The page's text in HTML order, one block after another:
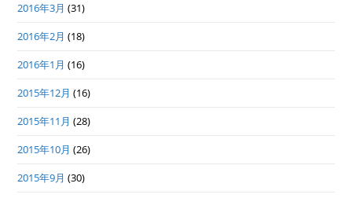
2016年3月 (31)
2016年2月 (18)
2016年1月 (16)
2015年12月 (16)
2015年11月 (28)
2015年10月 (26)
2015年9月 (30)